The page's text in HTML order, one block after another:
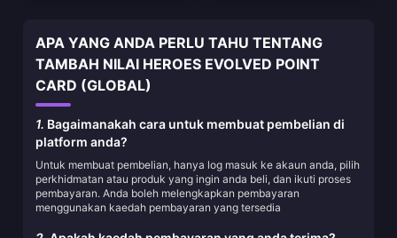
APA YANG ANDA PERLU TAHU TENTANG
TAMBAH NILAI HEROES EVOLVED POINT
CARD (GLOBAL)
1. Bagaimanakah cara untuk membuat pembelian di
platform anda?
Untuk membuat pembelian, hanya log masuk ke akaun anda, pilih
perkhidmatan atau produk yang ingin anda beli, dan ikuti proses
pembayaran. Anda boleh melengkapkan pembayaran
menggunakan kaedah pembayaran yang tersedia